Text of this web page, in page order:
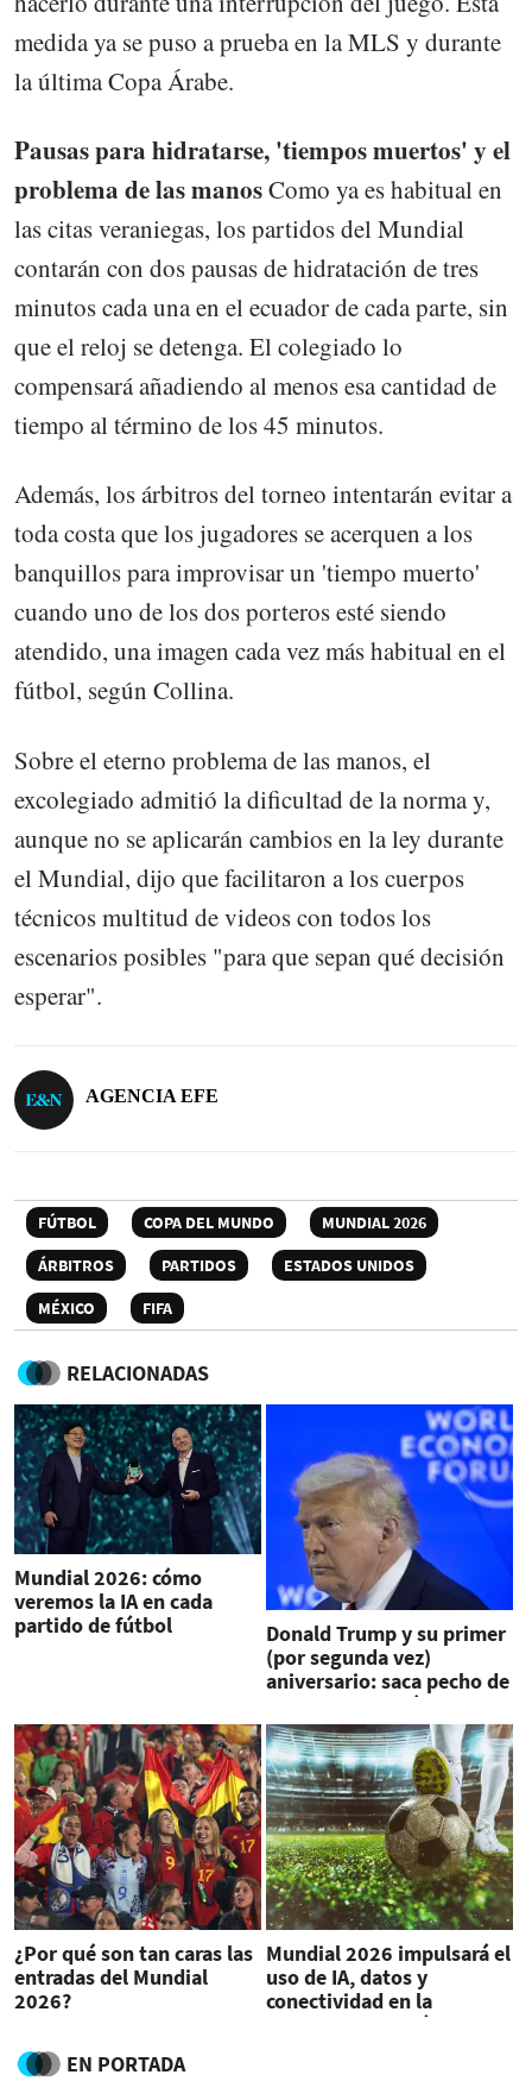
medida ya se puso a prueba en la MLS y durante
la última Copa Árabe.
Pausas para hidratarse, 'tiempos muertos' y el
problema de las manosComo ya es habitual en
las citas veraniegas, los partidos del Mundial
contarán con dos pausas de hidratación de tres
minutos cada una en el ecuador de cada parte, sin
que el reloj se detenga. El colegiado lo
compensará añadiendo al menos esa cantidad de
tiempo al término de los 45 minutos.
Además, los árbitros del torneo intentarán evitar a
toda costa que los jugadores se acerquen a los
banquillos para improvisar un 'tiempo muerto'
cuando uno de los dos porteros esté siendo
atendido, una imagen cada vez más habitual en el
fútbol, según Collina.
Sobre el eterno problema de las manos, el
excolegiado admitió la dificultad de la norma y,
aunque no se aplicarán cambios en la ley durante
el Mundial, dijo que facilitaron a los cuerpos
técnicos multitud de videos con todos los
escenarios posibles "para que sepan qué decisión
esperar".
AGENCIA EFE
FÚTBOL COPA DEL MUNDO
MUNDIAL 2026
ÁRBITROS
PARTIDOS
ESTADOS UNIDOS
MÉXICO
FIFA
RELACIONADAS
Mundial 2026: cómo
veremos la IA en cada
partido de fútbol
Donald Trump y su primer
(por segunda vez)
aniversario: saca pecho de
sus logros económicos
¿Por qué son tan caras las
entradas del Mundial
2026?
Mundial 2026 impulsará el
uso de IA, datos y
conectividad en la
experiencia del fútbol
EN PORTADA